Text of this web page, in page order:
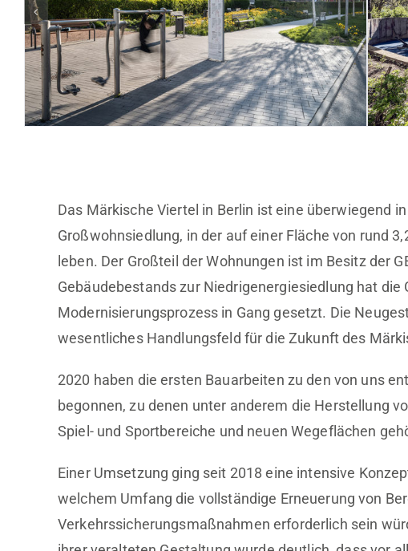
Das Märkische Viertel in Berlin ist eine überwiegend
Großwohnsiedlung, in der auf einer Fläche von rund
leben. Der Großteil der Wohnungen ist im Besitz der
Gebäudebestands zur Niedrigenergiesiedlung hat die
Modernisierungsprozess in Gang gesetzt. Die
wesentliches Handlungsfeld für die Zukunft des
2020 haben die ersten Bauarbeiten zu den von uns
begonnen, zu denen unter anderem die Herstellung
Spiel- und Sportbereiche und neuen Wegeflächen
Einer Umsetzung ging seit 2018 eine intensive
welchem Umfang die vollständige Erneuerung von
Verkehrssicherungsmaßnahmen erforderlich sein